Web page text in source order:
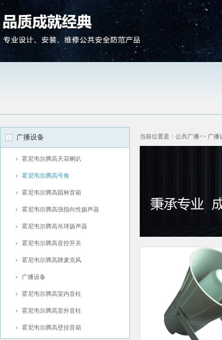
广播设备
霍尼韦尔腾高天花喇叭
霍尼韦尔腾高号角
霍尼韦尔腾高园林音箱
霍尼韦尔腾高强指向性扬声器
霍尼韦尔腾高吊球扬声器
霍尼韦尔腾高音控开关
霍尼韦尔腾高牌麦克风
广播设备
霍尼韦尔腾高室内音柱
霍尼韦尔腾高室外音柱
霍尼韦尔腾高壁挂音箱
当前位置是：公共广播>> 广播